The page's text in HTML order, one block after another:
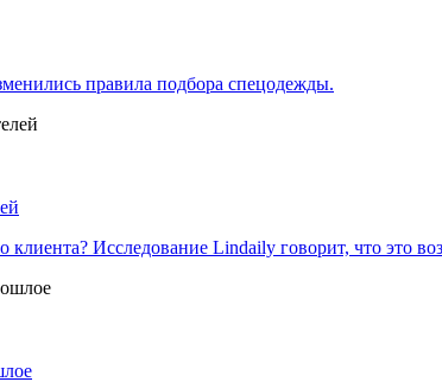
правила подбора спецодежды.
Исследование Lindaily говорит, что это